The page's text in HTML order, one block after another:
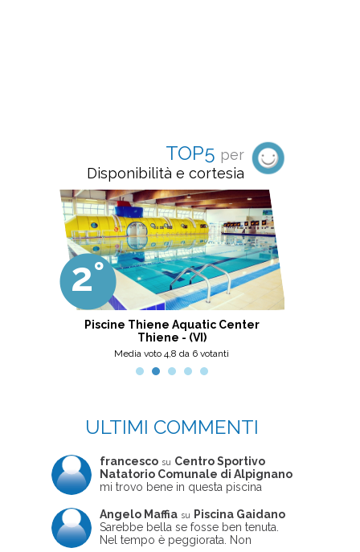
TOP5 per
Disponibilità e cortesia
2°
Piscine Thiene Aquatic Center
Thiene - (VI)
Media voto 4,8 da 6 votanti
ULTIMI COMMENTI
francesco su Centro Sportivo
Natatorio Comunale di Alpignano
mi trovo bene in questa piscina
Angelo Maffia su
Piscina Gaidano
Sarebbe bella se fosse ben tenuta.
Nel tempo è peggiorata. Non